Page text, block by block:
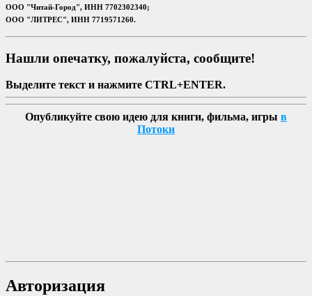
ООО "Читай-Город", ИНН 7702302340;
ООО "ЛИТРЕС", ИНН 7719571260.
Нашли опечатку, пожалуйста, сообщите!
Выделите текст и нажмите CTRL+ENTER.
Опубликуйте свою идею для книги, фильма, игры в
Потоки
Авторизация